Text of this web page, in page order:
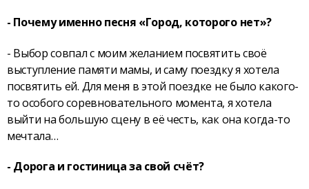
- Почему именно песня «Город, которого нет»?
- Выбор совпал с моим желанием посвятить своё
выступление памяти мамы, и саму поездку я хотела
посвятить ей. Для меня в этой поездке не было какого-
то особого соревновательного момента, я хотела
выйти на большую сцену в её честь, как она когда-то
мечтала…
- Дорога и гостиница за свой счёт?